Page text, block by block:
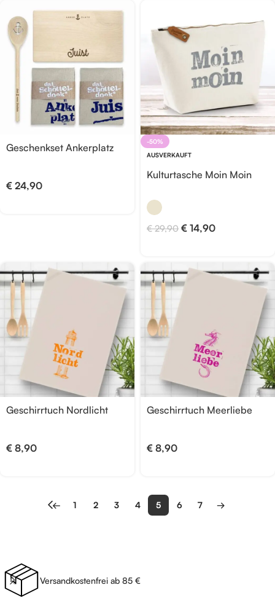
Geschenkset Ankerplatz
€ 24,90
-50%
AUSVERKAUFT
Kulturtasche Moin Moin
€29,90 € 14,90
Geschirrtuch Nordlicht
€ 8,90
Geschirrtuch Meerliebe
€ 8,90
← 1 2 3 4 5 6 7 →
Versandkostenfrei ab 85 €